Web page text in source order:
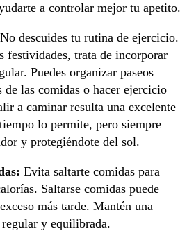
a controlar mejor tu apetito.
No descuides tu rutina de ejercicio.
festividades, trata de incorporar
Puedes organizar paseos
de las comidas o hacer ejercicio
a caminar resulta una excelente
lo permite, pero siempre
y protegiéndote del sol.
Evita saltarte comidas para
Saltarse comidas puede
más tarde. Mantén una
y equilibrada.